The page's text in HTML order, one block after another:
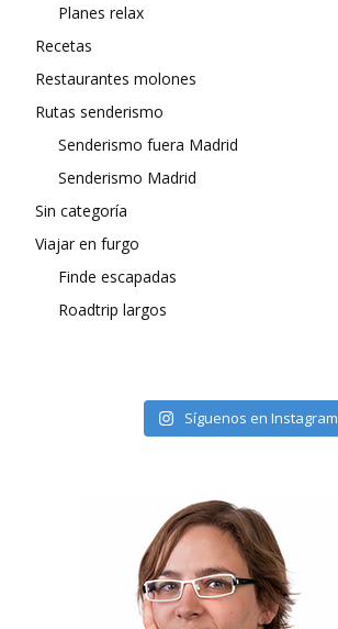
Planes relax
Recetas
Restaurantes molones
Rutas senderismo
Senderismo fuera Madrid
Senderismo Madrid
Sin categoría
Viajar en furgo
Finde escapadas
Roadtrip largos
Síguenos en Instagram